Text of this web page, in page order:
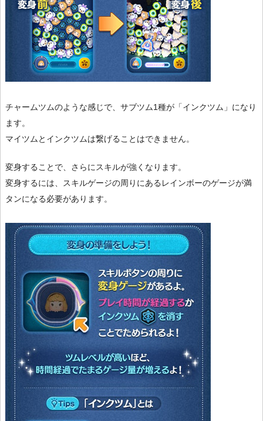
チャームツムのような感じで、サブツム1種が「インクツム」になり
ます。
マイツムとインクツムは繋げることはできません。
変身することで、さらにスキルが強くなります。
変身するには、スキルゲージの周りにあるレインボーのゲージが満
タンになる必要があります。